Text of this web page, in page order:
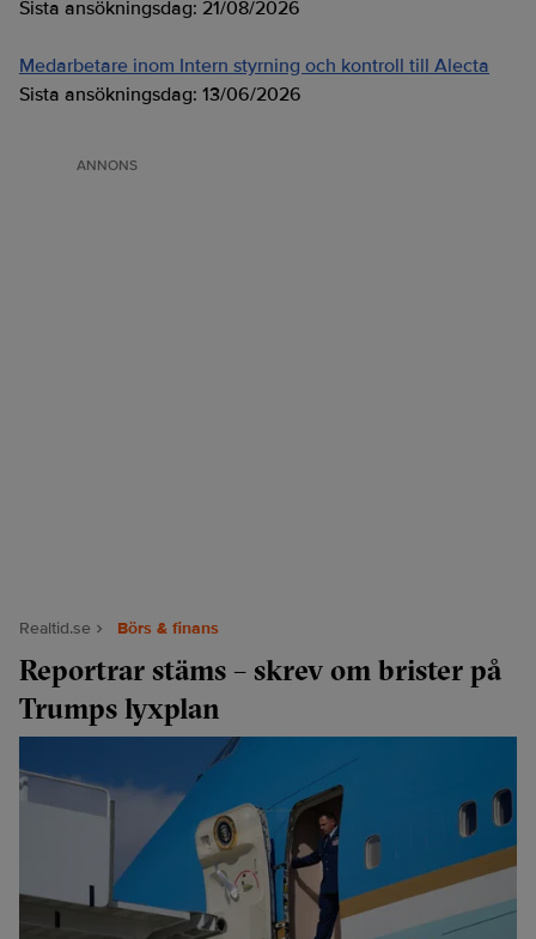
Sista ansökningsdag: 21/08/2026
Medarbetare inom Intern styrning och kontroll till Alecta
Sista ansökningsdag: 13/06/2026
ANNONS
Realtid.se Börs & finans
Reportrar stäms – skrev om brister på
Trumps lyxplan